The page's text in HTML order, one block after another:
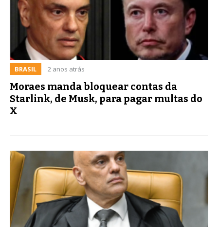
BRASIL 2 anos atrás
Moraes manda bloquear contas da
Starlink, de Musk, para pagar multas do
X